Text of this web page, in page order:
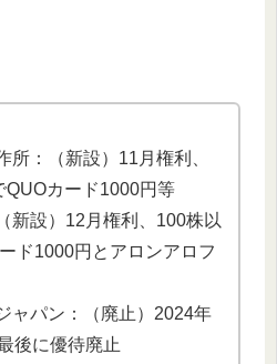
所：（新設）11月権利、
QUOカード1000円等
新設）12月権利、100株以
ド1000円とアロンアロフ
ャパン：（廃止）2024年
後に優待廃止